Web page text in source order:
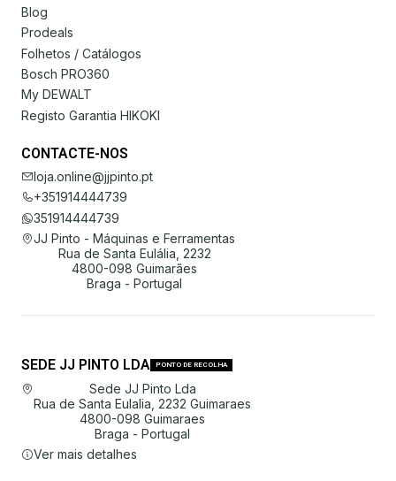
Blog
Prodeals
Folhetos / Catálogos
Bosch PRO360
My DEWALT
Registo Garantia HIKOKI
CONTACTE-NOS
loja.online@jjpinto.pt
+351914444739
351914444739
JJ Pinto - Máquinas e Ferramentas
Rua de Santa Eulália, 2232
4800-098 Guimarães
Braga - Portugal
SEDE JJ PINTO LDA PONTO DE RECOLHA
Sede JJ Pinto Lda
Rua de Santa Eulalia, 2232 Guimaraes
4800-098 Guimaraes
Braga - Portugal
Ver mais detalhes